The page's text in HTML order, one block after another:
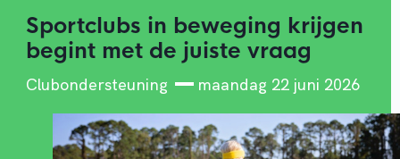
Sportclubs in beweging krijgen
begint met de juiste vraag
Clubondersteuning maandag 22 juni 2026